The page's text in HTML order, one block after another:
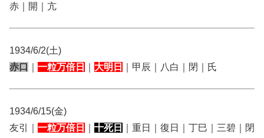
赤｜開｜亢
1934/6/2(土)
赤口
一粒万倍日 大明日 ｜甲辰｜八白｜閉｜氏
1934/6/15(金)
友引｜ 一粒万倍日 十死日
｜重日｜復日｜丁巳｜三碧｜閉